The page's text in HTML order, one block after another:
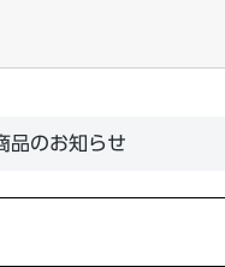
品のお知らせ